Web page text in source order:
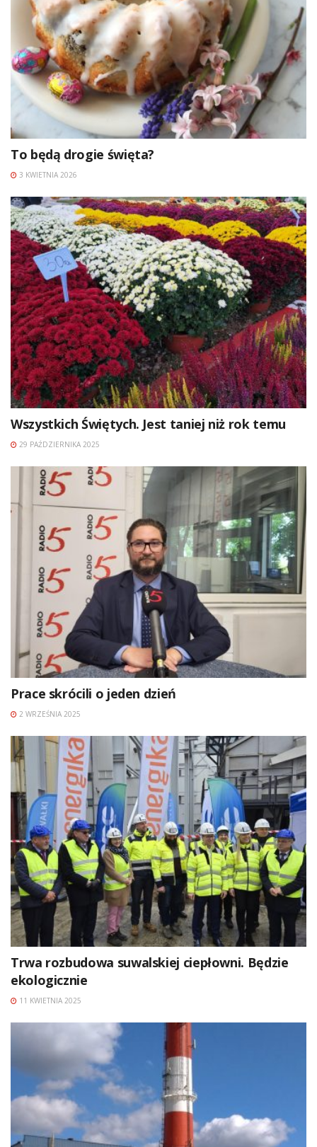
To będą drogie święta?
3 KWIETNIA 2026
Wszystkich Świętych. Jest taniej niż rok temu
29 PAŹDZIERNIKA 2025
Prace skrócili o jeden dzień
2 WRZEŚNIA 2025
Trwa rozbudowa suwalskiej ciepłowni. Będzie
ekologicznie
11 KWIETNIA 2025